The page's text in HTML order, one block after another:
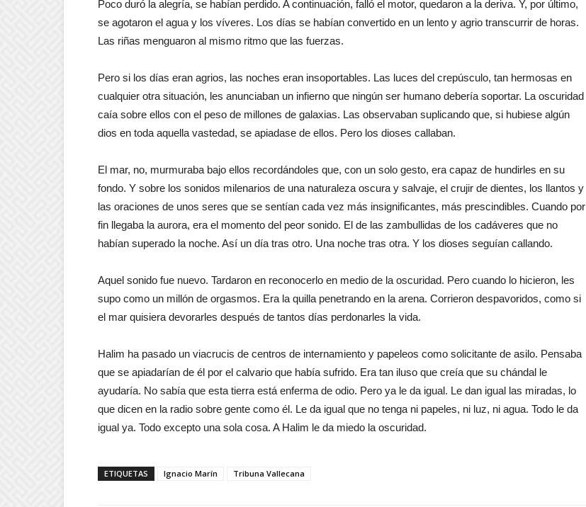
Poco duró la alegría, se habían perdido. A continuación, falló el motor, quedaron a la deriva. Y, por último,
se agotaron el agua y los víveres. Los días se habían convertido en un lento y agrio transcurrir de horas.
Las riñas menguaron al mismo ritmo que las fuerzas.
Pero si los días eran agrios, las noches eran insoportables. Las luces del crepúsculo, tan hermosas en
cualquier otra situación, les anunciaban un infierno que ningún ser humano debería soportar. La oscuridad
caía sobre ellos con el peso de millones de galaxias. Las observaban suplicando que, si hubiese algún
dios en toda aquella vastedad, se apiadase de ellos. Pero los dioses callaban.
El mar, no, murmuraba bajo ellos recordándoles que, con un solo gesto, era capaz de hundirles en su
fondo. Y sobre los sonidos milenarios de una naturaleza oscura y salvaje, el crujir de dientes, los llantos y
las oraciones de unos seres que se sentían cada vez más insignificantes, más prescindibles. Cuando por
fin llegaba la aurora, era el momento del peor sonido. El de las zambullidas de los cadáveres que no
habían superado la noche. Así un día tras otro. Una noche tras otra. Y los dioses seguían callando.
Aquel sonido fue nuevo. Tardaron en reconocerlo en medio de la oscuridad. Pero cuando lo hicieron, les
supo como un millón de orgasmos. Era la quilla penetrando en la arena. Corrieron despavoridos, como si
el mar quisiera devorarles después de tantos días perdonarles la vida.
Halim ha pasado un viacrucis de centros de internamiento y papeleos como solicitante de asilo. Pensaba
que se apiadarían de él por el calvario que había sufrido. Era tan iluso que creía que su chándal le
ayudaría. No sabía que esta tierra está enferma de odio. Pero ya le da igual. Le dan igual las miradas, lo
que dicen en la radio sobre gente como él. Le da igual que no tenga ni papeles, ni luz, ni agua. Todo le da
igual ya. Todo excepto una sola cosa. A Halim le da miedo la oscuridad.
ETIQUETAS Ignacio Marín Tribuna Vallecana